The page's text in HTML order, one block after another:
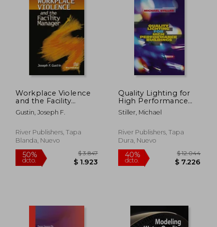
Workplace Violence
and the Facility
Manager (en Inglés)
Gustin, Joseph F.
River Publishers, Tapa
Blanda, Nuevo
Quality Lighting for
High Performance
Buildings (en Inglés)
Stiller, Michael
River Publishers, Tapa
Dura, Nuevo